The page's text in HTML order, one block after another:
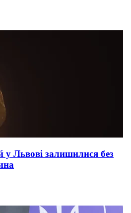
у Львові залишилися без